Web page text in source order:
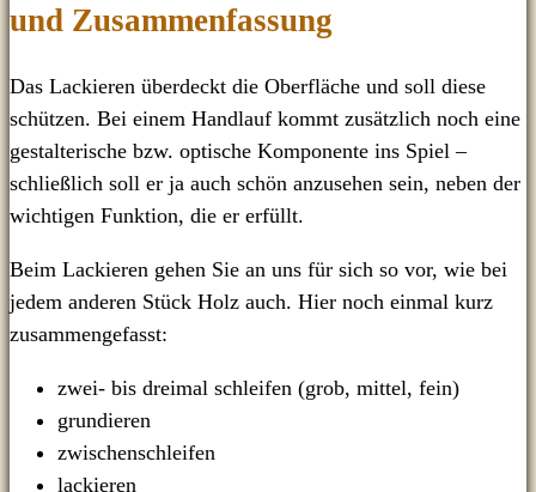
und Zusammenfassung
Das Lackieren überdeckt die Oberfläche und soll diese
schützen. Bei einem Handlauf kommt zusätzlich noch eine
gestalterische bzw. optische Komponente ins Spiel –
schließlich soll er ja auch schön anzusehen sein, neben der
wichtigen Funktion, die er erfüllt.
Beim Lackieren gehen Sie an uns für sich so vor, wie bei
jedem anderen Stück Holz auch. Hier noch einmal kurz
zusammengefasst:
zwei- bis dreimal schleifen (grob, mittel, fein)
grundieren
zwischenschleifen
lackieren